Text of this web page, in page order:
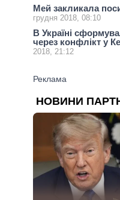
Мей закликала
грудня 2018, 08:10
В Україні
через конфлікт у
2018, 21:12